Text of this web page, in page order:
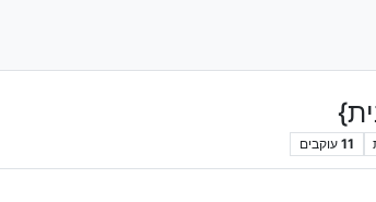
11 עוקבים